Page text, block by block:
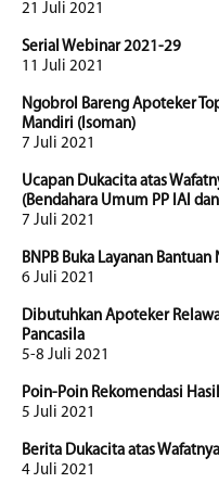
21 Juli 2021
Serial Webinar 2021-29
11 Juli 2021
Ngobrol Bareng Apoteker
Mandiri (Isoman)
7 Juli 2021
Ucapan Dukacita atas
(Bendahara Umum PP IAI
7 Juli 2021
BNPB Buka Layanan
6 Juli 2021
Dibutuhkan Apoteker
Pancasila
5-8 Juli 2021
Poin-Poin Rekomendasi
5 Juli 2021
Berita Dukacita atas
4 Juli 2021